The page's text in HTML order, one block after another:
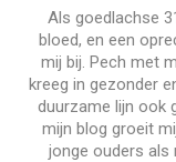
Als goedlachse
bloed, en een
mij bij. Pech met
kreeg in gezonder
duurzame lijn ook
mijn blog groeit
jonge ouders als